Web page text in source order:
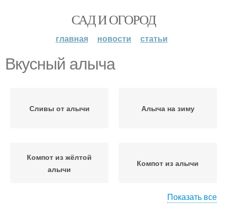
САД И ОГОРОД
главная новости статьи
Вкусный алыча
Сливы от алычи Алыча на зиму
Компот из жёлтой
алычи
Компот из алычи
Показать все